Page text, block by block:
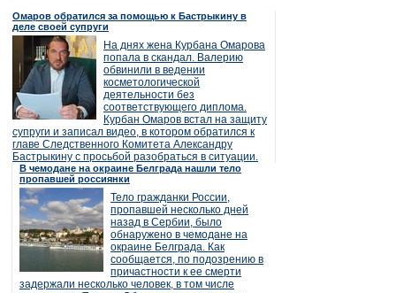
Омаров обратился за помощью к Бастрыкину в
деле своей супруги
На днях жена Курбана Омарова
попала в скандал. Валерию
обвинили в ведении
косметологической
деятельности без
соответствующего диплома.
Курбан Омаров встал на защиту
супруги и записал видео, в котором обратился к
главе Следственного Комитета Александру
Бастрыкину с просьбой разобраться в ситуации.
В чемодане на окраине Белграда нашли тело
пропавшей россиянки
Тело гражданки России,
пропавшей несколько дней
назад в Сербии, было
обнаружено в чемодане на
окраине Белграда. Как
сообщается, по подозрению в
причастности к ее смерти
задержали несколько человек, в том числе